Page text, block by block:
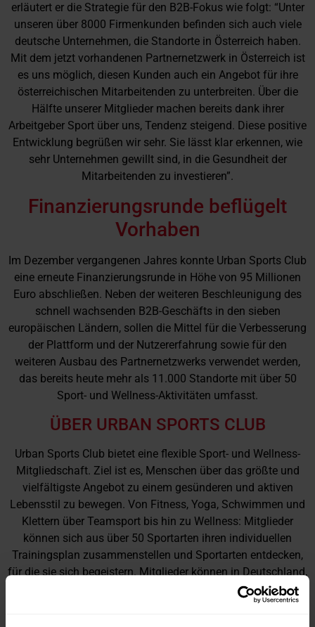
erläutert er die Strategie für den B2B-Fokus wie folgt: “Unter
unseren über 8000 Firmenkunden befinden sich auch viele
deutsche Unternehmen, die Standorte in Österreich haben.
Mit dem jetzt vorhandenen Partnernetzwerk in Österreich ist
es uns möglich, diesen Kunden auch ein Angebot für ihre
österreichischen Mitarbeitenden zu unterbreiten. Über die
Hälfte unserer Mitglieder machen bereits dank ihrer
Arbeitgeber Sport über uns, Tendenz steigend. Diese positive
Entwicklung begrüßen wir sehr. Sie lässt klar erkennen, wie
sehr Unternehmen gewillt sind, in die Gesundheit der
Mitarbeitenden zu investieren”.
Finanzierungsrunde beflügelt
Vorhaben
Im Dezember vergangenen Jahres konnte Urban Sports Club
eine erneute Finanzierungsrunde in Höhe von 95 Millionen
Euro abschließen. Neben der weiteren Beschleunigung des
schnell wachsenden B2B-Geschäfts in den sieben
europäischen Ländern, sollen die Mittel für die Verbesserung
der Plattform und der Nutzererfahrung sowie für den
weiteren Ausbau des Partnernetzwerks verwendet werden,
das bereits heute mehr als 11.000 Standorte mit über 50
Sport- und Wellness-Aktivitäten umfasst.
ÜBER URBAN SPORTS CLUB
Urban Sports Club bietet eine flexible Sport- und Wellness-
Mitgliedschaft. Ziel ist es, Menschen über das größte und
vielfältigste Angebot zu einem gesünderen und aktiven
Lebensstil zu bewegen. Von Fitness, Yoga, Schwimmen und
Klettern über Teamsport bis hin zu Wellness: Mitglieder
können sich aus über 50 Sportarten ihren individuellen
Trainingsplan zusammenstellen und Sportarten entdecken,
für die sie sich begeistern. Mitglieder können in Deutschland,
Frankreich, Spanien, Belgien, Portugal und Österreich zum
Sport und Wellness einchecken. Die Gruppe Urban Sports